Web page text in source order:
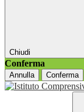
Chiudi
Conferma
Annulla Conferma